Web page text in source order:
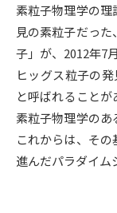
高等学校（情報）教
試験
大学で学べる内
素粒子物理学の
見の素粒子だっ
子」が、2012年7
ヒッグス粒子の
と呼ばれること
素粒子物理学のあ
これからは、そ
進んだパラダイム